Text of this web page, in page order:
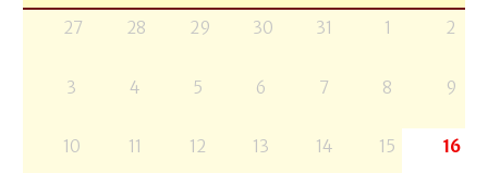
27 28 29 30 31 1 2
3 4 5 6 7 8 9
10 11 12 13 14 15 16